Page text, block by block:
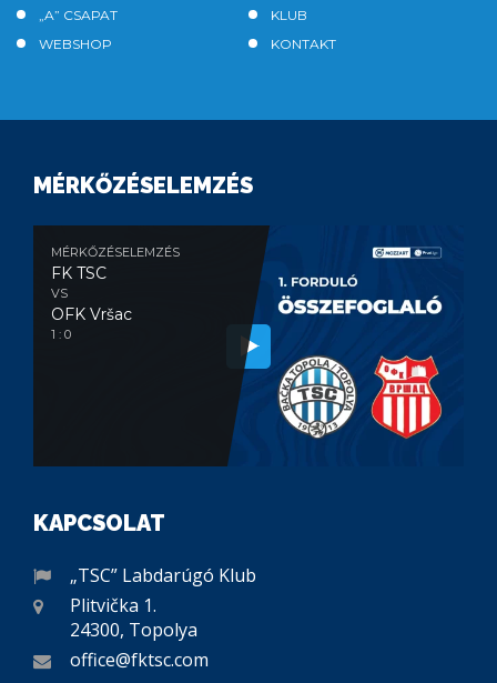
„A” CSAPAT
KLUB
WEBSHOP
KONTAKT
MÉRKŐZÉSELEMZÉS
MÉRKŐZÉSELEMZÉS
FK TSC
VS
OFK Vršac
1 : 0
KAPCSOLAT
„TSC” Labdarúgó Klub
Plitvička 1.
24300, Topolya
office@fktsc.com